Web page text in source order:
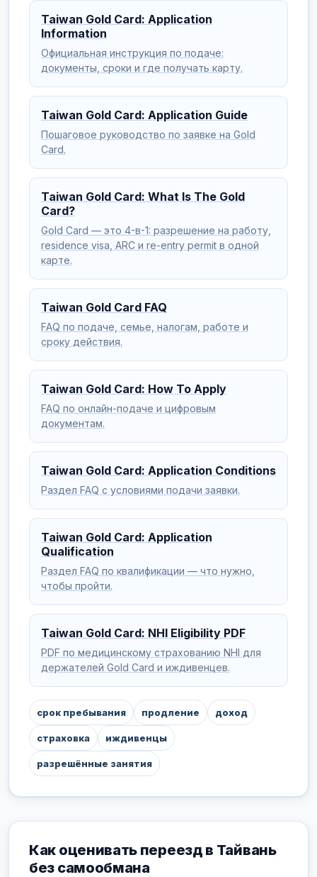
Taiwan Gold Card: Application
Information
Официальная инструкция по подаче:
документы, сроки и где получать карту.
Taiwan Gold Card: Application Guide
Пошаговое руководство по заявке на Gold
Card.
Taiwan Gold Card: What Is The Gold
Card?
Gold Card — это 4-в-1: разрешение на работу,
residence visa, ARC и re-entry permit в одной
карте.
Taiwan Gold Card FAQ
FAQ по подаче, семье, налогам, работе и
сроку действия.
Taiwan Gold Card: How To Apply
FAQ по онлайн-подаче и цифровым
документам.
Taiwan Gold Card: Application Conditions
Раздел FAQ с условиями подачи заявки.
Taiwan Gold Card: Application
Qualification
Раздел FAQ по квалификации — что нужно,
чтобы пройти.
Taiwan Gold Card: NHI Eligibility PDF
PDF по медицинскому страхованию NHI для
держателей Gold Card и иждивенцев.
срок пребывания продление доход
страховка иждивенцы
разрешённые занятия
Как оценивать переезд в Тайвань
без самообмана